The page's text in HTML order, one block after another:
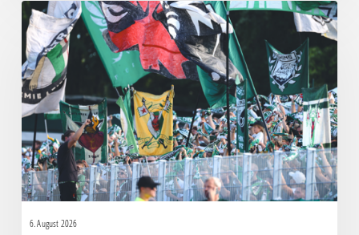
Faninfo
zum
Auswärtsspiel
beim
RSV
Eintracht
6. August 2026